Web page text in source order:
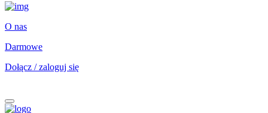
O nas
Darmowe
Dołącz / zaloguj się